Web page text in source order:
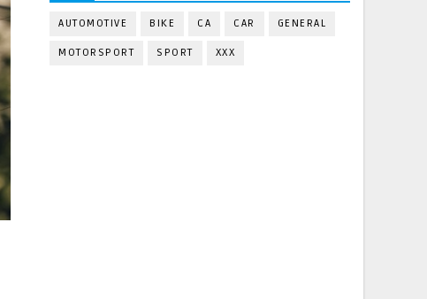
AUTOMOTIVE BIKE CA CAR GENERAL
MOTORSPORT SPORT XXX